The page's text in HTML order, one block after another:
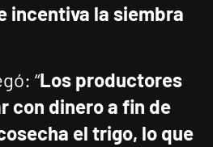
incentiva la siembra
“Los productores
con dinero a fin de
el trigo, lo que